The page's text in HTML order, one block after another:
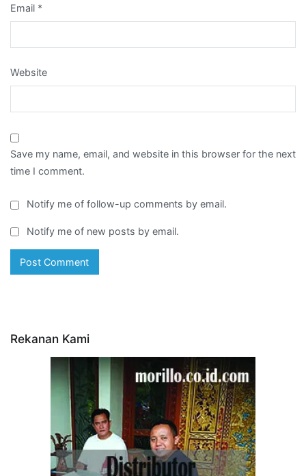
Email *
Website
Save my name, email, and website in this browser for the next
time I comment.
Notify me of follow-up comments by email.
Notify me of new posts by email.
Rekanan Kami